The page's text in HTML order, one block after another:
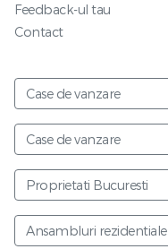
Feedback-ul tau
Contact
Case de vanzare
Case de vanzare
Proprietati Bucuresti
Ansambluri rezidentiale